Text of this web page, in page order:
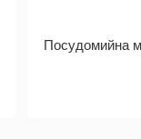
Посудомийна